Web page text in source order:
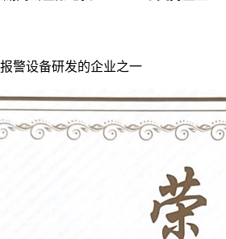
警设备研发的企业之一